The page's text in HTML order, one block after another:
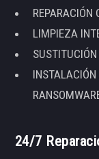
REPARACIÓN
LIMPIEZA
24/7